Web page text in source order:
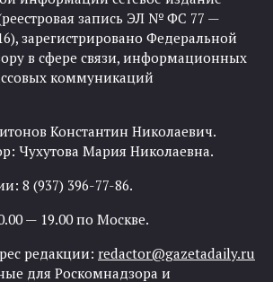
запись ЭЛ № ФС 77 —
зарегистрировано Федеральной
в сфере связи, информационных
коммуникаций
Константин Николаевич.
Чухутова Мария Николаевна.
8 (937) 396-77-86.
— 19.00 по Москве.
редакции: redactor@gazetadaily.ru
для Роскомнадзора и